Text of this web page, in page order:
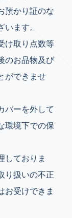
預かり証のな
ます。
け取り点数等
のお品物及び
ができませ
バーを外して
環境下での保
しておりま
り扱いの不正
お受けできま